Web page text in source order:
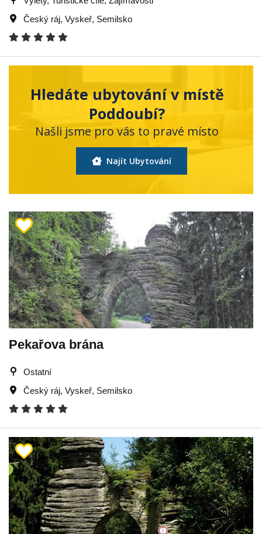
Český ráj, Vyskeř, Semilsko
Hledáte ubytování v místě
Poddoubí?
Našli jsme pro vás to pravé místo
Najít Ubytování
Pekařova brána
Ostatní
Český ráj, Vyskeř, Semilsko